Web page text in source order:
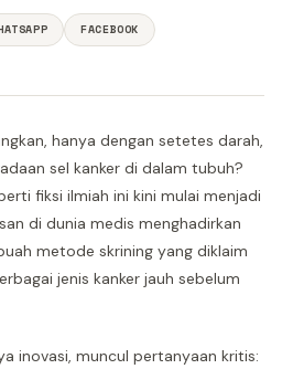
FACEBOOK
hanya dengan setetes darah,
sel kanker di dalam tubuh?
fiksi ilmiah ini kini mulai menjadi
di dunia medis menghadirkan
metode skrining yang diklaim
jenis kanker jauh sebelum
inovasi, muncul pertanyaan kritis: